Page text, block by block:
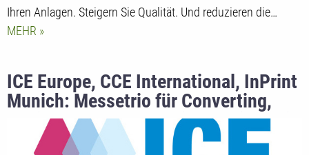
Ihren Anlagen. Steigern Sie Qualität. Und reduzieren die…
MEHR
ICE Europe, CCE International, InPrint
Munich: Messetrio für Converting,
Papier und Druck geht im Frühjahr wie
geplant an den Start